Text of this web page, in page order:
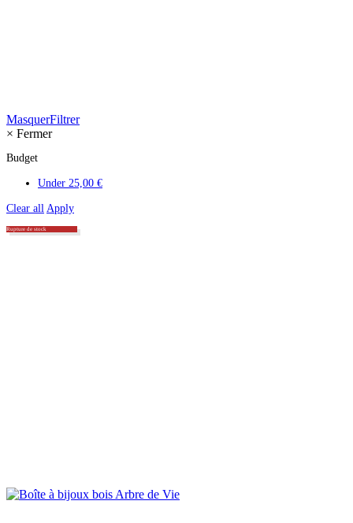
MasquerFiltrer
× Fermer
Budget
Under 25,00 €
Clear all Apply
Rupture de stock